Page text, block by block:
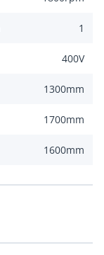
1
400V
1300mm
1700mm
1600mm